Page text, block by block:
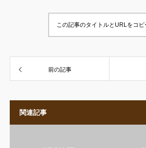
この記事のタイトルとURLをコピ
前の記事
関連記事